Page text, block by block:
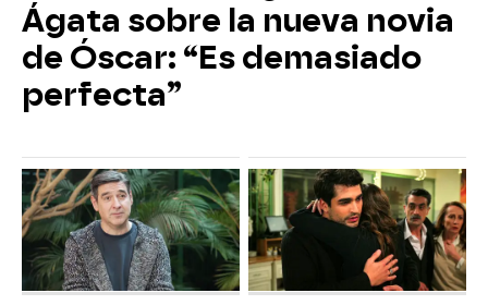
Ágata sobre la nueva novia
de Óscar: “Es demasiado
perfecta”